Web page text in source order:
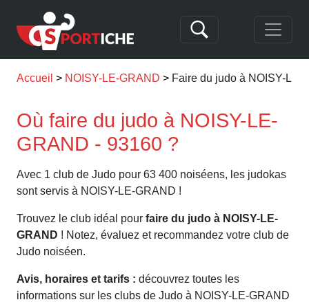
Accueil NOISY-LE-GRAND Faire du judo à NOISY-LE-
Où faire du judo à NOISY-LE-
GRAND - 93160 ?
Avec 1 club de Judo pour 63 400 noiséens, les judokas
sont servis à NOISY-LE-GRAND !
Trouvez le club idéal pour faire du judo à NOISY-LE-
GRAND ! Notez, évaluez et recommandez votre club de
Judo noiséen.
Avis, horaires et tarifs : découvrez toutes les
informations sur les clubs de Judo à NOISY-LE-GRAND